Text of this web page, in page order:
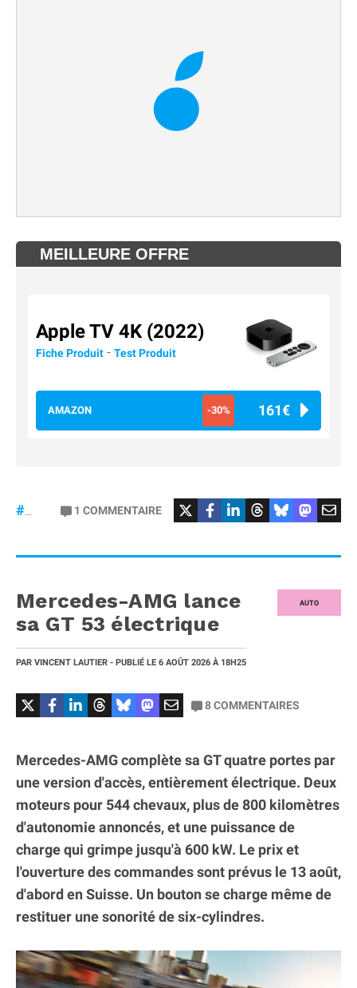
MEILLEURE OFFRE
Apple TV 4K (2022)
Fiche Produit - Test Produit
AMAZON -30% 161€
#DisneyPlus #Football #liga
1 COMMENTAIRE
AUTO
Mercedes-AMG lance
sa GT 53 électrique
PAR VINCENT LAUTIER - PUBLIÉ LE 6 AOÛT 2026 À 18H25
8COMMENTAIRES
Mercedes-AMG complète sa GT quatre portes par
une version d'accès, entièrement électrique. Deux
moteurs pour 544 chevaux, plus de 800 kilomètres
d'autonomie annoncés, et une puissance de
charge qui grimpe jusqu'à 600 kW. Le prix et
l'ouverture des commandes sont prévus le 13 août,
d'abord en Suisse. Un bouton se charge même de
restituer une sonorité de six-cylindres.